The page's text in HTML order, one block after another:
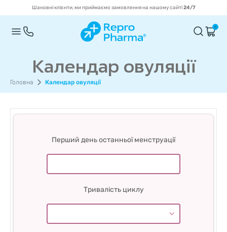
Шановні клієнти, ми приймаємо замовлення на нашому сайті24/7
0
Головна Календар овуляції
Календар овуляції
Перший день останньої менструації
Тривалість циклу